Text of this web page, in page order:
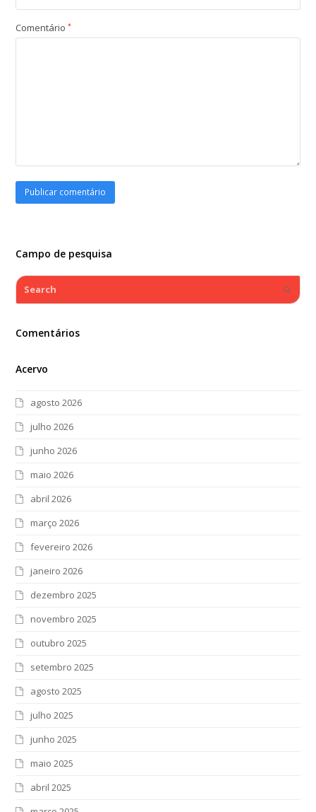
Comentário*
Campo de pesquisa
Search
Comentários
Acervo
agosto 2026
julho 2026
junho 2026
maio 2026
abril 2026
março 2026
fevereiro 2026
janeiro 2026
dezembro 2025
novembro 2025
outubro 2025
setembro 2025
agosto 2025
julho 2025
junho 2025
maio 2025
abril 2025